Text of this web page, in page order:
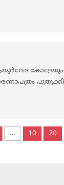
... 10 20